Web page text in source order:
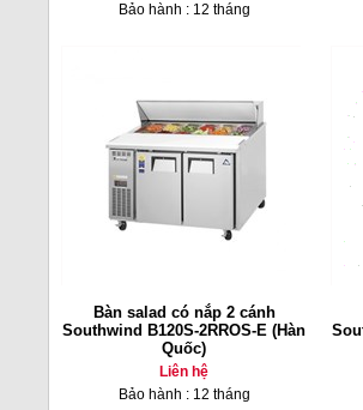
Bảo hành : 12 tháng
Bàn salad có nắp 2 cánh
Southwind B120S-2RROS-E (Hàn
Quốc)
Liên hệ
Bảo hành : 12 tháng